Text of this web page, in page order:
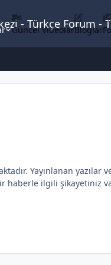
- Türkçe Forum
Güncel VideolarBloglar
Yayınlanan
haberle ilgili şikayetiniz